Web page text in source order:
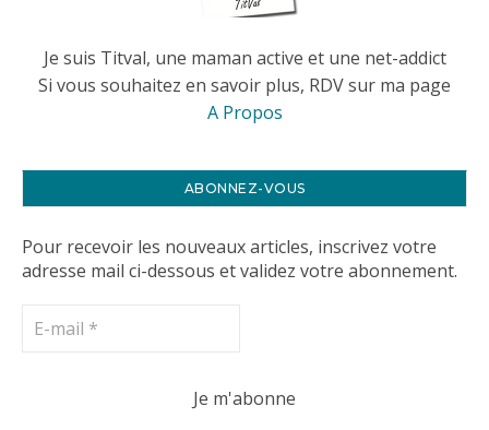
Je suis Titval, une maman active et une net-addict
Si vous souhaitez en savoir plus, RDV sur ma page
A Propos
ABONNEZ-VOUS
Pour recevoir les nouveaux articles, inscrivez votre
adresse mail ci-dessous et validez votre abonnement.